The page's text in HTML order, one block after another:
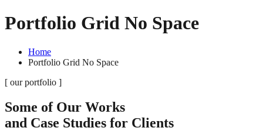
Portfolio Grid No Space
Home
Portfolio Grid No Space
[ our portfolio ]
Some of Our Works
and Case Studies for Clients